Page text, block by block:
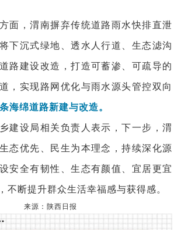
面，渭南摒弃传统道路雨水快排直泄
下沉式绿地、透水人行道、生态滤沟
路建设改造，打造可蓄渗、可疏导的
，实现路网优化与雨水源头管控双向
海绵道路新建与改造。
建设局相关负责人表示，下一步，渭
态优先、民生为本理念，持续深化源
安全有韧性、生态有颜值、宜居更宜
不断提升群众生活幸福感与获得感。
来源：陕西日报